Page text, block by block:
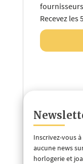
Recevez les
Inscrivez-vous
aucune news
horlogerie et